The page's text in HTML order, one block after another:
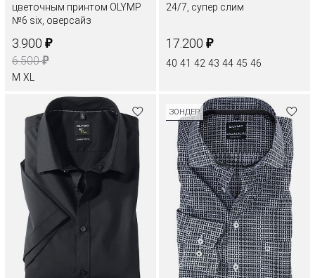
цветочным принтом OLYMP
№6 six, оверсайз
3.900 ₽
6.500₽
M XL
24/7, супер слим
17.200 ₽
40 41 42 43 44 45 46
ЗОНДЕР